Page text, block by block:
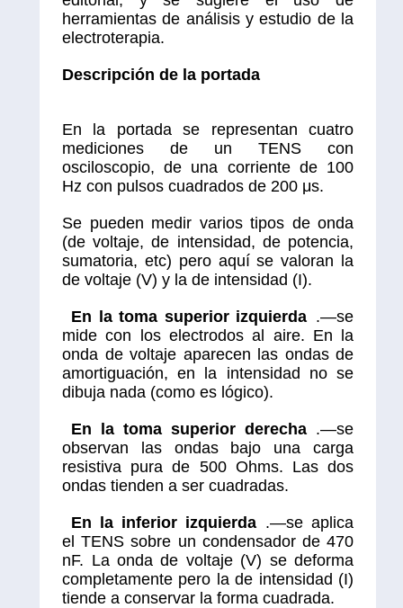
herramientas de análisis y estudio de la
electroterapia.
Descripción de la portada
En la portada se representan cuatro
mediciones de un TENS con
osciloscopio, de una corriente de 100
Hz con pulsos cuadrados de 200 μs.
Se pueden medir varios tipos de onda
(de voltaje, de intensidad, de potencia,
sumatoria, etc) pero aquí se valoran la
de voltaje (V) y la de intensidad (I).
En la toma superior izquierda .—se
mide con los electrodos al aire. En la
onda de voltaje aparecen las ondas de
amortiguación, en la intensidad no se
dibuja nada (como es lógico).
En la toma superior derecha .—se
observan las ondas bajo una carga
resistiva pura de 500 Ohms. Las dos
ondas tienden a ser cuadradas.
En la inferior izquierda .—se aplica
el TENS sobre un condensador de 470
nF. La onda de voltaje (V) se deforma
completamente pero la de intensidad (I)
tiende a conservar la forma cuadrada.